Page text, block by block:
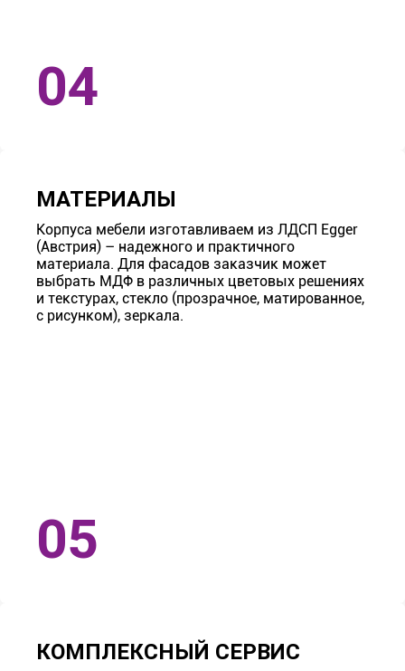
МАТЕРИАЛЫ
Корпуса мебели изготавливаем из ЛДСП Egger
(Австрия) – надежного и практичного
материала. Для фасадов заказчик может
выбрать МДФ в различных цветовых решениях
и текстурах, стекло (прозрачное, матированное,
с рисунком), зеркала.
КОМПЛЕКСНЫЙ СЕРВИС